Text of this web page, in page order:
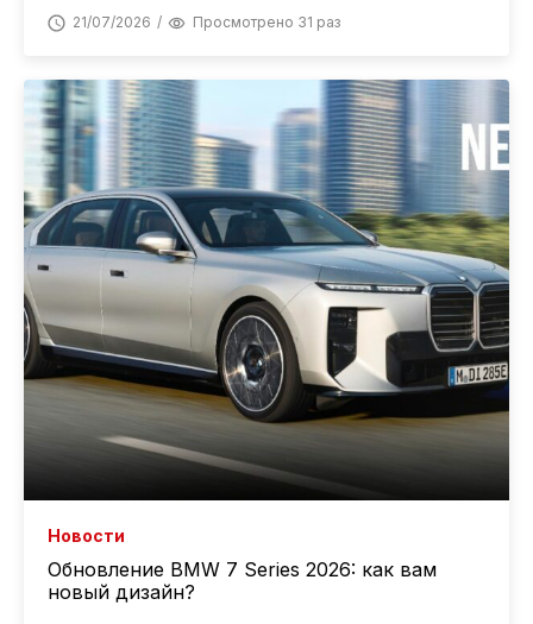
21/07/2026 Просмотрено 31 раз
Новости
Обновление BMW 7 Series 2026: как вам
новый дизайн?